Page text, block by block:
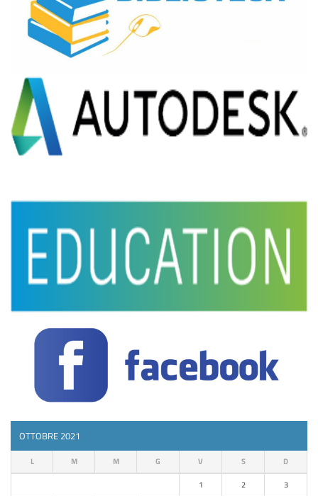
OTTOBRE 2021
L M M G V S D
1 2
3